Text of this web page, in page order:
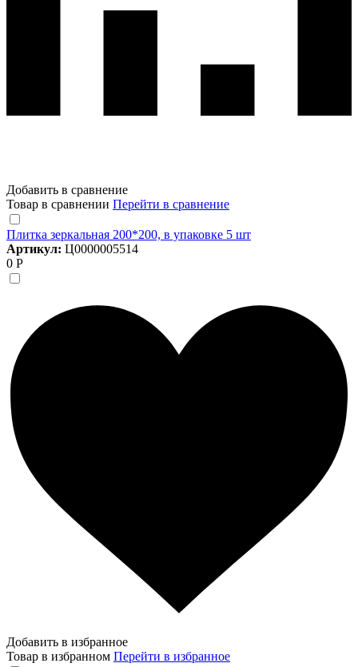
Добавить в сравнение
Товар в сравнении Перейти в сравнение
Плитка зеркальная 200*200, в упаковке 5 шт
Артикул: Ц0000005514
0 Р
Добавить в избранное
Товар в избранном Перейти в избранное